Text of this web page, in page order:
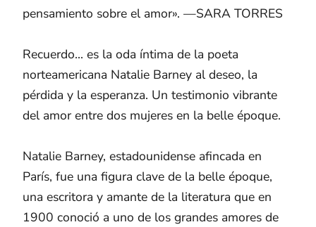
pensamiento sobre el amor». —SARA TORRES
Recuerdo... es la oda íntima de la poeta
norteamericana Natalie Barney al deseo, la
pérdida y la esperanza. Un testimonio vibrante
del amor entre dos mujeres en la belle époque.
Natalie Barney, estadounidense afincada en
París, fue una figura clave de la belle époque,
una escritora y amante de la literatura que en
1900 conoció a uno de los grandes amores de